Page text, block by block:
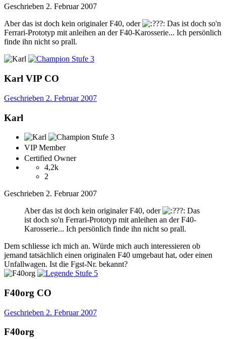
Geschrieben 2. Februar 2007
Aber das ist doch kein originaler F40, oder
Das ist doch so'n
Ferrari-Prototyp mit anleihen an der F40-Karosserie... Ich persönlich
finde ihn nicht so prall.
Karl VIP CO
Geschrieben 2. Februar 2007
Karl
VIP Member
Certified Owner
4,2k
2
Geschrieben 2. Februar 2007
Aber das ist doch kein originaler F40, oder
Das
ist doch so'n Ferrari-Prototyp mit anleihen an der F40-
Karosserie... Ich persönlich finde ihn nicht so prall.
Dem schliesse ich mich an. Würde mich auch interessieren ob
jemand tatsächlich einen originalen F40 umgebaut hat, oder einen
Unfallwagen. Ist die Fgst-Nr. bekannt?
F40org CO
Geschrieben 2. Februar 2007
F40org